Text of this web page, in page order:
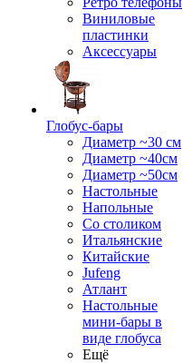
Виниловые
пластинки
Аксессуары
Глобус-бары
Диаметр ~30 см
Диаметр ~40см
Диаметр ~50см
Настольные
Напольные
Со столиком
Итальянские
Китайские
Jufeng
Атлант
Настольные
мини-бары в
виде глобуса
Ещё